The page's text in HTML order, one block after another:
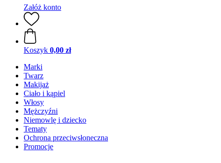
Załóż konto
Koszyk 0,00 zł
Marki
Twarz
Makijaż
Ciało i kąpiel
Włosy
Mężczyźni
Niemowlę i dziecko
Tematy
Ochrona przeciwsłoneczna
Promocje